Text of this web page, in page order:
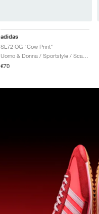
adidas
SL72 OG "Cow Print"
€70